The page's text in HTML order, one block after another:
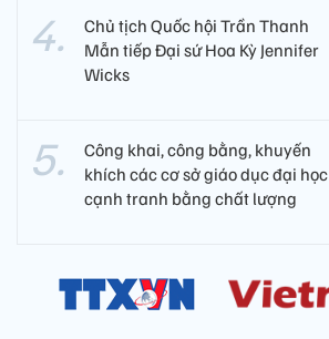
Chủ tịch Quốc hội Trần Thanh
Mẫn tiếp Đại sứ Hoa Kỳ Jennifer
Wicks
Công khai, công bằng, khuyến
khích các cơ sở giáo dục đại học
cạnh tranh bằng chất lượng​